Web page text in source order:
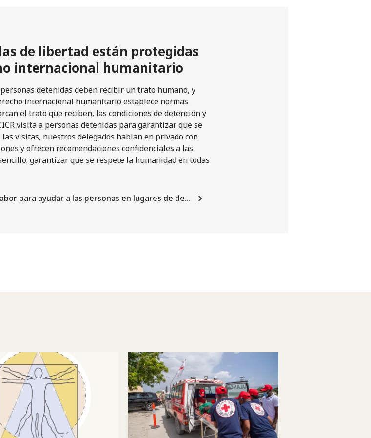
de libertad están protegidas
internacional humanitario
detenidas deben recibir un trato humano, y
internacional humanitario establece normas
el trato que reciben, las condiciones de detención y
visita a personas detenidas para garantizar que se
visitas, nuestros delegados hablan en privado con
y ofrecen recomendaciones confidenciales a las
garantizar que se respete la humanidad en todas
para ayudar a las personas en lugares de de…